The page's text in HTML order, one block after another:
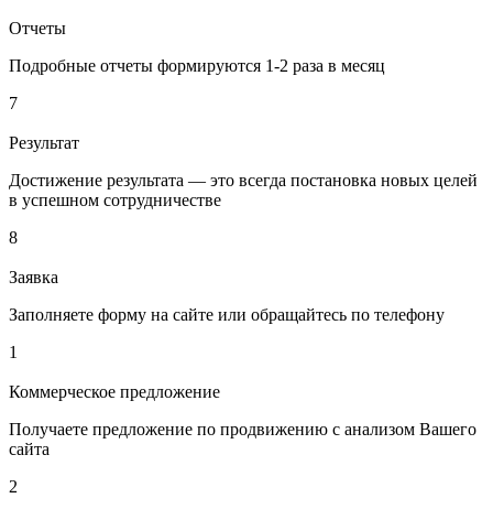
Отчеты
Подробные отчеты формируются 1-2 раза в месяц
7
Результат
Достижение результата — это всегда постановка новых целей
в успешном сотрудничестве
8
Заявка
Заполняете форму на сайте или обращайтесь по телефону
1
Коммерческое предложение
Получаете предложение по продвижению с анализом Вашего
сайта
2